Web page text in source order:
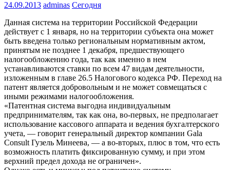
24.09.2013 adminas Сегодня
Данная система на территории Российской Федерации
действует с 1 января, но на территории субъекта она может
быть введена только региональным нормативным актом,
принятым не позднее 1 декабря, предшествующего
налогообложению года, так как именно в нем
устанавливаются ставки по всем 47 видам деятельности,
изложенным в главе 26.5 Налогового кодекса РФ. Переход на
патент является добровольным и не может совмещаться с
иными режимами налогообложения.
«Патентная система выгодна индивидуальным
предпринимателям, так как она, во-первых, не предполагает
использование кассового аппарата и ведения бухгалтерского
учета, — говорит генеральный директор компании Gala
Consult Гузель Минеева, — а во-вторых, плюс в том, что есть
возможность платить фиксированную сумму, и при этом
верхний предел дохода не ограничен».